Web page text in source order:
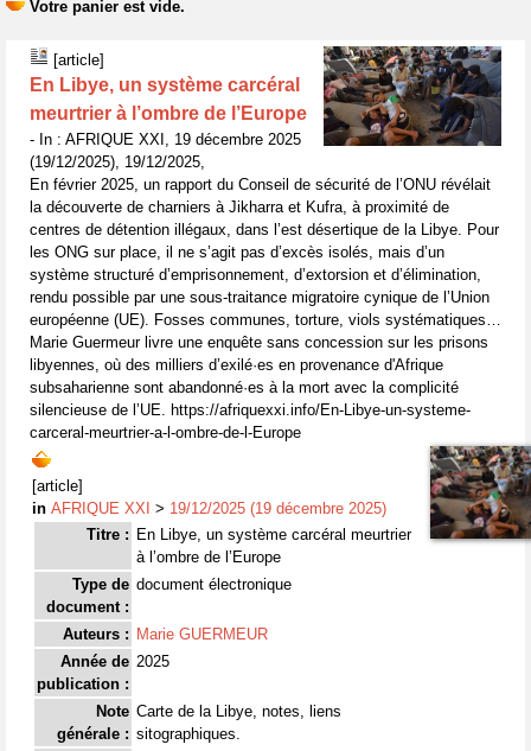
[article]
En Libye, un système carcéral
meurtrier à l’ombre de l’Europe
- In : AFRIQUE XXI, 19 décembre 2025
(19/12/2025), 19/12/2025,
En février 2025, un rapport du Conseil de sécurité de l’ONU révélait
la découverte de charniers à Jikharra et Kufra, à proximité de
centres de détention illégaux, dans l’est désertique de la Libye. Pour
les ONG sur place, il ne s’agit pas d’excès isolés, mais d’un
système structuré d’emprisonnement, d’extorsion et d’élimination,
rendu possible par une sous-traitance migratoire cynique de l’Union
européenne (UE). Fosses communes, torture, viols systématiques…
Marie Guermeur livre une enquête sans concession sur les prisons
libyennes, où des milliers d’exilé·es en provenance d'Afrique
subsaharienne sont abandonné·es à la mort avec la complicité
silencieuse de l’UE. https://afriquexxi.info/En-Libye-un-systeme-
carceral-meurtrier-a-l-ombre-de-l-Europe
[article]
in AFRIQUE XXI > 19/12/2025 (19 décembre 2025)
Titre : En Libye, un système carcéral meurtrier
à l’ombre de l’Europe
Type de
document :
document électronique
Auteurs : Marie GUERMEUR
Année de
publication :
2025
Note
générale :
Carte de la Libye, notes, liens
sitographiques.